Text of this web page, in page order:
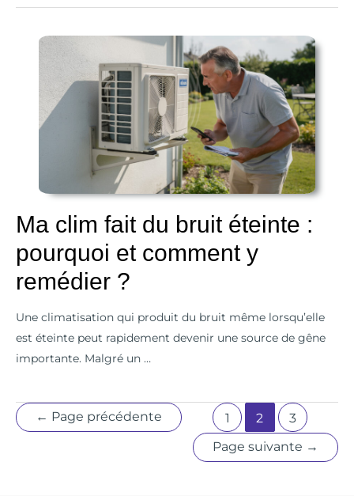
Ma clim fait du bruit éteinte :
pourquoi et comment y
remédier ?
Une climatisation qui produit du bruit même lorsqu’elle
est éteinte peut rapidement devenir une source de gêne
importante. Malgré un …
et
comment
y
?
← Page précédente 1 2
3
Page suivante →